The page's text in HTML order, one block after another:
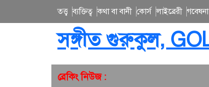
তত্ত্ব ব্যক্তিত্ব কথা বা বানী কোর্স লাইব্রেরী
সঙ্গীত গুরুকুল,
ব্রেকিং নিউজ :